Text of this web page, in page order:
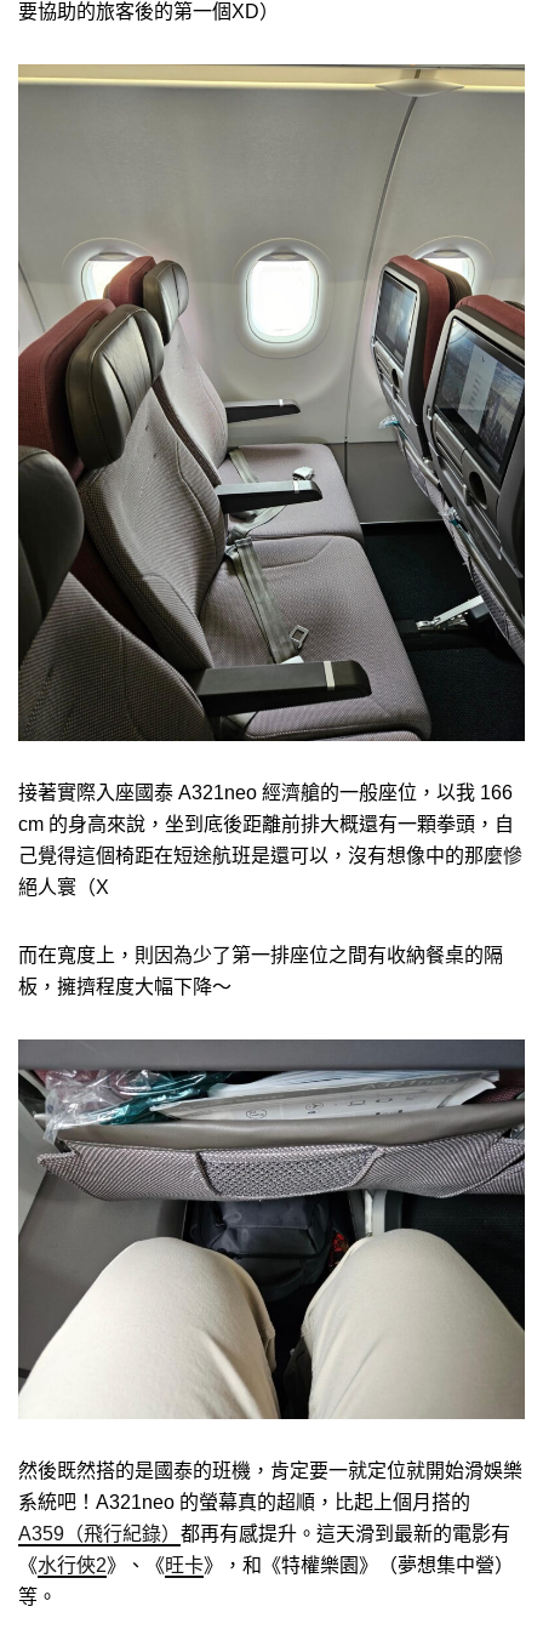
要協助的旅客後的第一個XD）
接著實際入座國泰 A321neo 經濟艙的一般座位，以我 166
cm 的身高來說，坐到底後距離前排大概還有一顆拳頭，自
己覺得這個椅距在短途航班是還可以，沒有想像中的那麼慘
絕人寰（X
而在寬度上，則因為少了第一排座位之間有收納餐桌的隔
板，擁擠程度大幅下降～
然後既然搭的是國泰的班機，肯定要一就定位就開始滑娛樂
系統吧！A321neo 的螢幕真的超順，比起上個月搭的
A359（飛行紀錄） 都再有感提升。這天滑到最新的電影有
《水行俠2》、《旺卡》，和《特權樂園》（夢想集中營）
等。